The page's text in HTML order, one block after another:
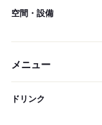
空間・設備
メニュー
ドリンク